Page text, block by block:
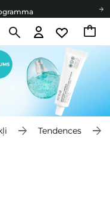
49,00 €
49,00 €
Tendences